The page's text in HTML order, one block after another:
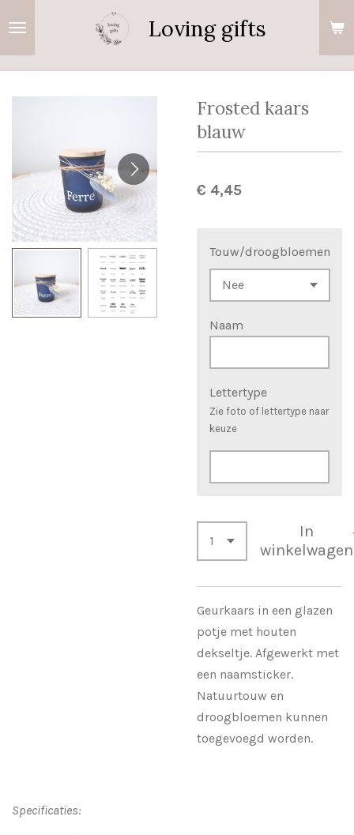
Loving gifts
Frosted kaars
blauw
€ 4,45
Touw/droogbloemen
Naam
Lettertype
Zie foto of lettertype naar
keuze
In
winkelwagen
Geurkaars in een glazen
potje met houten
dekseltje. Afgewerkt met
een naamsticker.
Natuurtouw en
droogbloemen kunnen
toegevoegd worden.
Specificaties: